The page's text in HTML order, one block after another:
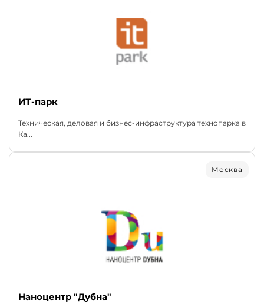
ИТ-парк
Техническая, деловая и бизнес-инфраструктура технопарка в
Ка...
Москва
Наноцентр "Дубна"